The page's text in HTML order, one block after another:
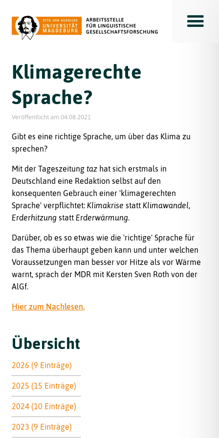
Klimagerechte
Sprache?
Veröffentlicht am 04.08.2021
Gibt es eine richtige Sprache, um über das Klima zu
sprechen?
Mit der Tageszeitung taz hat sich erstmals in
Deutschland eine Redaktion selbst auf den
konsequenten Gebrauch einer 'klimagerechten
Sprache' verpflichtet: Klimakrise statt Klimawandel,
Erderhitzung statt Erderwärmung.
Darüber, ob es so etwas wie die 'richtige' Sprache für
das Thema überhaupt geben kann und unter welchen
Voraussetzungen man besser vor Hitze als vor Wärme
warnt, sprach der MDR mit Kersten Sven Roth von der
AlGf.
Hier zum Nachlesen.
Übersicht
2026 (9 Einträge)
2025 (15 Einträge)
2024 (10 Einträge)
2023 (9 Einträge)